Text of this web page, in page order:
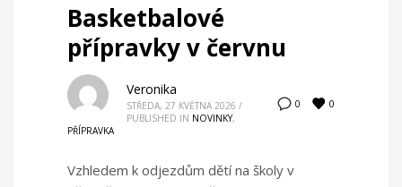
Basketbalové
přípravky v červnu
0 0
Veronika
STŘEDA, 27 KVĚTNA 2026 /
PUBLISHED IN NOVINKY,
PŘÍPRAVKA
Vzhledem k odjezdům dětí na školy v